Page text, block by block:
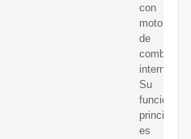
con
motores
de
interna.
Su
función
principal
es